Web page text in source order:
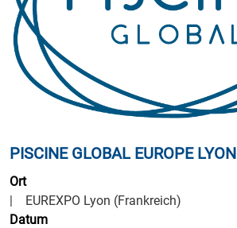
PISCINE GLOBAL EUROPE LYON
Ort
| EUREXPO Lyon (Frankreich)
Datum